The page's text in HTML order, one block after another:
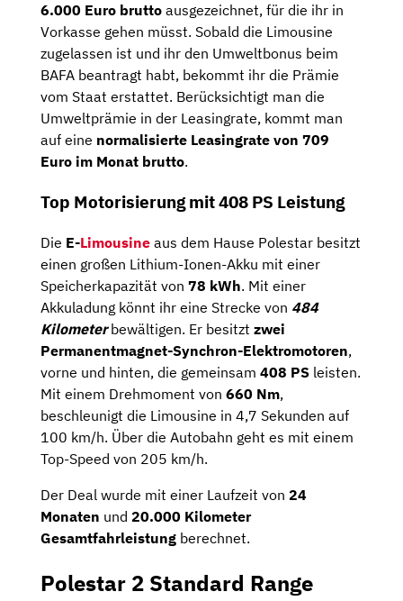
6.000 Euro brutto ausgezeichnet, für die ihr in
Vorkasse gehen müsst. Sobald die Limousine
zugelassen ist und ihr den Umweltbonus beim
BAFA beantragt habt, bekommt ihr die Prämie
vom Staat erstattet. Berücksichtigt man die
Umweltprämie in der Leasingrate, kommt man
auf eine normalisierte Leasingrate von 709
Euro im Monat brutto.
Top Motorisierung mit 408 PS Leistung
Die E-Limousine aus dem Hause Polestar besitzt
einen großen Lithium-Ionen-Akku mit einer
Speicherkapazität von 78 kWh. Mit einer
Akkuladung könnt ihr eine Strecke von 484
Kilometerbewältigen. Er besitzt zwei
Permanentmagnet-Synchron-Elektromotoren,
vorne und hinten, die gemeinsam 408 PS leisten.
Mit einem Drehmoment von 660 Nm,
beschleunigt die Limousine in 4,7 Sekunden auf
100 km/h. Über die Autobahn geht es mit einem
Top-Speed von 205 km/h.
Der Deal wurde mit einer Laufzeit von 24
Monaten und 20.000 Kilometer
Gesamtfahrleistung berechnet.
Polestar 2 Standard Range